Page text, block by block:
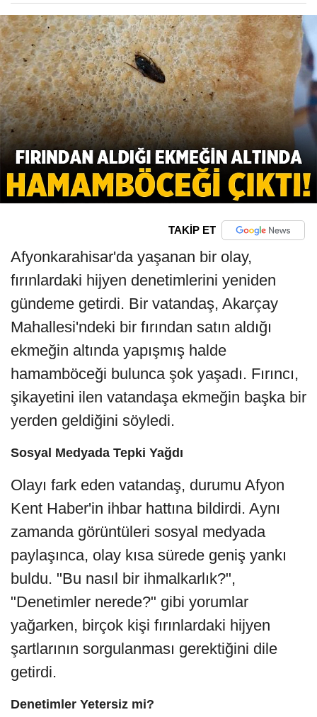
TAKİP ET
Afyonkarahisar'da yaşanan bir olay,
fırınlardaki hijyen denetimlerini yeniden
gündeme getirdi. Bir vatandaş, Akarçay
Mahallesi'ndeki bir fırından satın aldığı
ekmeğin altında yapışmış halde
hamamböceği bulunca şok yaşadı. Fırıncı,
şikayetini ilen vatandaşa ekmeğin başka bir
yerden geldiğini söyledi.
Sosyal Medyada Tepki Yağdı
Olayı fark eden vatandaş, durumu Afyon
Kent Haber'in ihbar hattına bildirdi. Aynı
zamanda görüntüleri sosyal medyada
paylaşınca, olay kısa sürede geniş yankı
buldu. "Bu nasıl bir ihmalkarlık?",
"Denetimler nerede?" gibi yorumlar
yağarken, birçok kişi fırınlardaki hijyen
şartlarının sorgulanması gerektiğini dile
getirdi.
Denetimler Yetersiz mi?